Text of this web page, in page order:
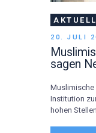
AKTUELL
20. JULI
sagen
Muslimische
Institution
hohen